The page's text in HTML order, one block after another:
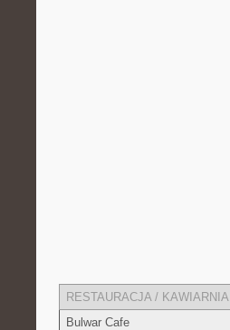
RESTAURACJA / ‌KAWIARNIA
Bulwar Cafe